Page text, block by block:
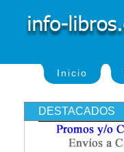
Inicio
DESTACADOS